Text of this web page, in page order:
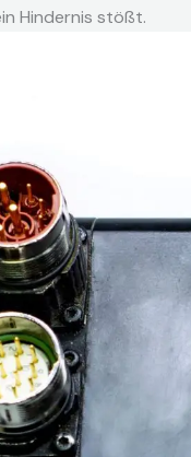
Hindernis stößt.